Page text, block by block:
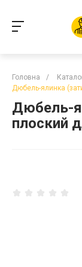
Головна /
Дюбель-ялинка
Дюбель-
плоский